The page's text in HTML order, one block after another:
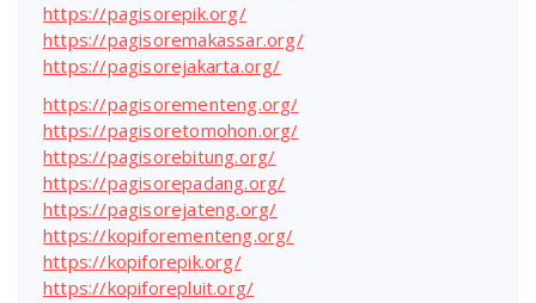
https://pagisorepik.org/
https://pagisoremakassar.org/
https://pagisorejakarta.org/
https://pagisorementeng.org/
https://pagisoretomohon.org/
https://pagisorebitung.org/
https://pagisorepadang.org/
https://pagisorejateng.org/
https://kopiforementeng.org/
https://kopiforepik.org/
https://kopiforepluit.org/